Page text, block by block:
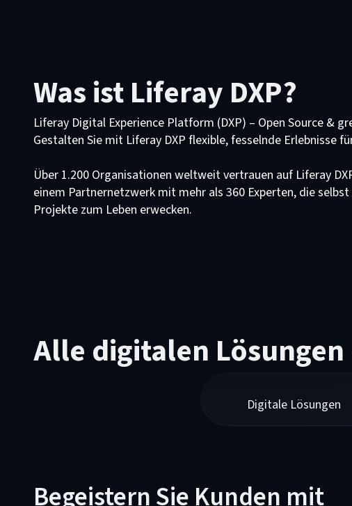
Was ist Liferay DXP?
Liferay Digital Experience Platform (DXP) – Open Source &
Gestalten Sie mit Liferay DXP flexible, fesselnde Erlebnisse
Über 1.200 Organisationen weltweit vertrauen auf Liferay
einem Partnernetzwerk mit mehr als 360 Experten, die
Projekte zum Leben erwecken.
Alle digitalen
Digitale Lösungen
Begeistern Sie Kunden mit